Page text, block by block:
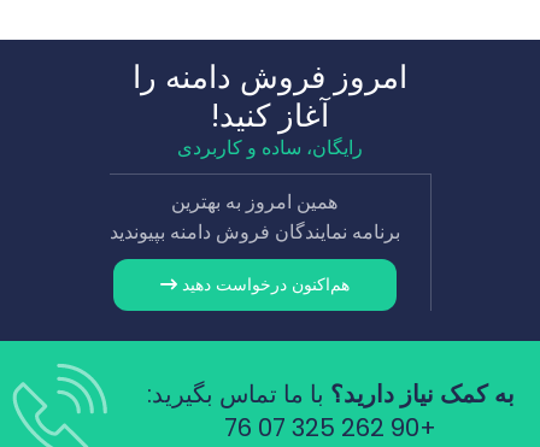
امروز فروش دامنه را
آغاز کنید!
رایگان، ساده و کاربردی
همین امروز به بهترین
برنامه نمایندگان فروش دامنه بپیوندید
هم‌اکنون درخواست دهید
به کمک نیاز دارید؟ با ما تماس بگیرید:
+90 262 325 07 76